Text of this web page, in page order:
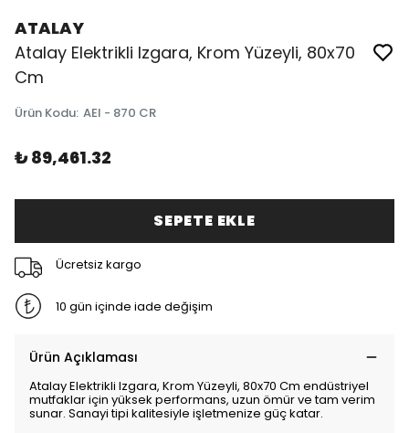
ATALAY
Atalay Elektrikli Izgara, Krom Yüzeyli, 80x70
Cm
Ürün Kodu: AEI - 870 CR
₺ 89,461.32
SEPETE EKLE
Ücretsiz kargo
10 gün içinde iade değişim
Ürün Açıklaması
Atalay Elektrikli Izgara, Krom Yüzeyli, 80x70 Cm endüstriyel
mutfaklar için yüksek performans, uzun ömür ve tam verim
sunar. Sanayi tipi kalitesiyle işletmenize güç katar.